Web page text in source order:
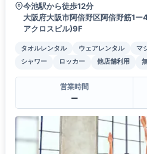
今池駅から徒歩12分
大阪府大阪市阿倍野区阿倍野筋1
アクロスビル)9F
タオルレンタル ウェアレンタル マ
シャワー
ロッカー 他店舗利用
営業時間
ー